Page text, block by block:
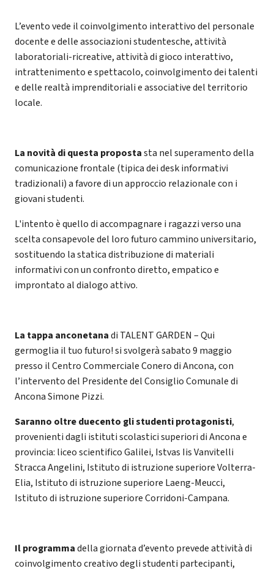
L’evento vede il coinvolgimento interattivo del personale
docente e delle associazioni studentesche, attività
laboratoriali-ricreative, attività di gioco interattivo,
intrattenimento e spettacolo, coinvolgimento dei talenti
e delle realtà imprenditoriali e associative del territorio
locale.
La novità di questa propostasta nel superamento della
comunicazione frontale (tipica dei desk informativi
tradizionali) a favore di un approccio relazionale con i
giovani studenti.
L'intento è quello di accompagnare i ragazzi verso una
scelta consapevole del loro futuro cammino universitario,
sostituendo la statica distribuzione di materiali
informativi con un confronto diretto, empatico e
improntato al dialogo attivo.
La tappa anconetanadi TALENT GARDEN – Qui
germoglia il tuo futuro! si svolgerà sabato 9 maggio
presso il Centro Commerciale Conero di Ancona, con
l’intervento del Presidente del Consiglio Comunale di
Ancona Simone Pizzi.
Saranno oltre duecento gli studenti protagonisti,
provenienti dagli istituti scolastici superiori di Ancona e
provincia: liceo scientifico Galilei, Istvas Iis Vanvitelli
Stracca Angelini, Istituto di istruzione superiore Volterra-
Elia, Istituto di istruzione superiore Laeng-Meucci,
Istituto di istruzione superiore Corridoni-Campana.
Il programmadella giornata d’evento prevede attività di
coinvolgimento creativo degli studenti partecipanti,